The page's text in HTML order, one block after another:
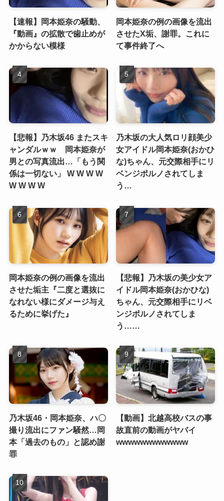
【速報】岡本姫奈の騒動、
『動画』の拡散で歯止めが
かからない模様
岡本姫奈の例の画像を流出
させたX垢、謝罪。これに
て事件終了へ
【悲報】乃木坂46 またスキ
ャンダルｗｗ 岡本姫奈が
男との写真流出…「もう関
係は一切ない」 W W W W
W W W W
乃木坂の大人気ロリ顔美少
女アイドル岡本姫奈(おかひ
な)ちゃん、元交際相手にリ
ベンジポルノされてしま
う…
岡本姫奈の例の画像を流出
させた垢主『二度と選抜に
なれない様にダメージ与え
るために挙げた』
【悲報】乃木坂の美少女ア
イドル岡本姫奈(おかひな)
ちゃん、元交際相手にリベ
ンジポルノされてしま
う……
乃木坂46・岡本姫奈、ハ〇
撮り流出にファン騒然…岡
本「過去のもの」と認め謝
罪
【動画】北越高校バスの事
故直前の動画がヤバイ
wwwwwwwwwwww